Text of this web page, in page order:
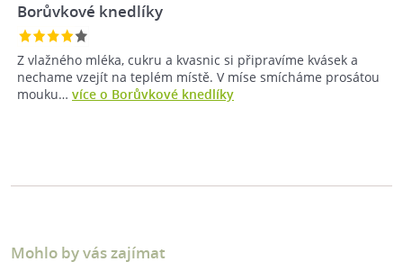
Borůvkové knedlíky
Z vlažného mléka, cukru a kvasnic si připravíme kvásek a
nechame vzejít na teplém místě. V míse smícháme prosátou
mouku… více o Borůvkové knedlíky
Mohlo by vás zajímat